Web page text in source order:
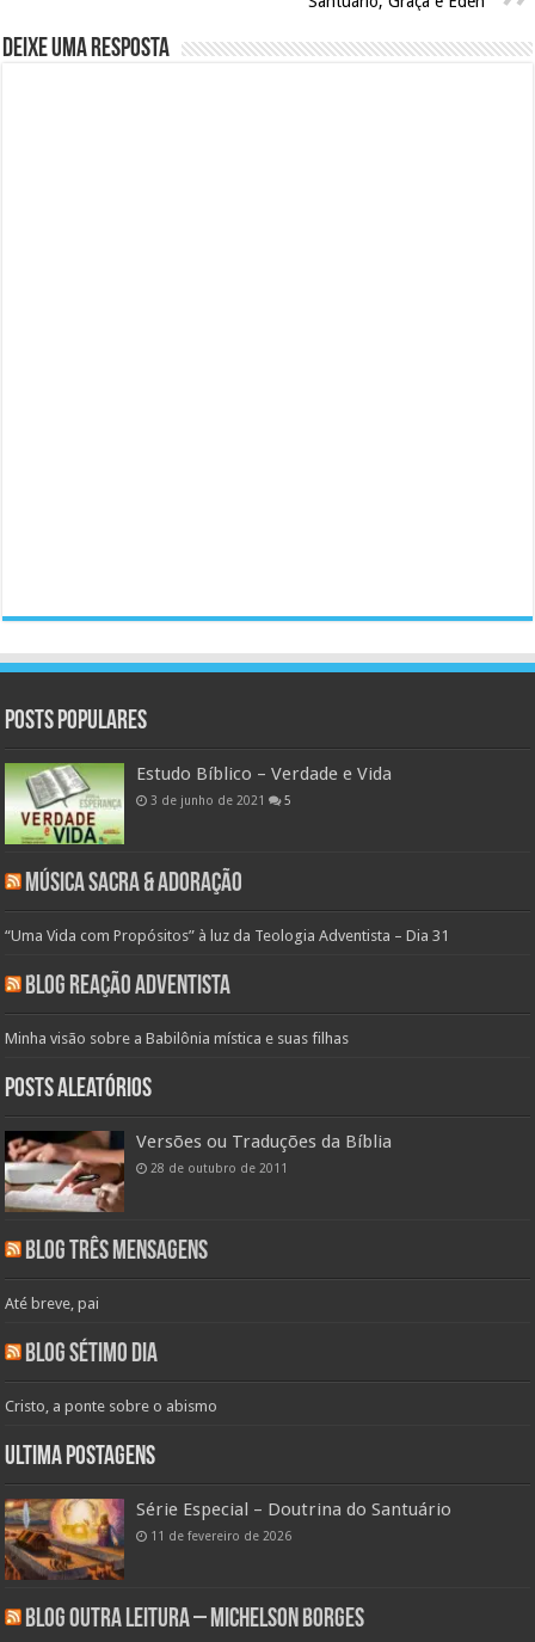
Deixe uma resposta
Posts populares
Estudo Bíblico – Verdade e Vida
3 de junho de 2021 5
Música Sacra & Adoração
“Uma Vida com Propósitos” à luz da Teologia Adventista – Dia 31
Blog Reação Adventista
Minha visão sobre a Babilônia mística e suas filhas
Posts aleatórios
Versões ou Traduções da Bíblia
28 de outubro de 2011
Blog Três Mensagens
Até breve, pai
Blog Sétimo Dia
Cristo, a ponte sobre o abismo
Ultima Postagens
Série Especial – Doutrina do Santuário
11 de fevereiro de 2026
Blog Outra Leitura – Michelson Borges